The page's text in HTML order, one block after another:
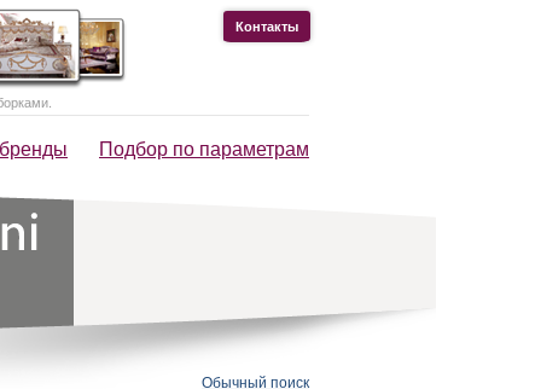
Подбор по параметрам
Контакты
Обычный поиск